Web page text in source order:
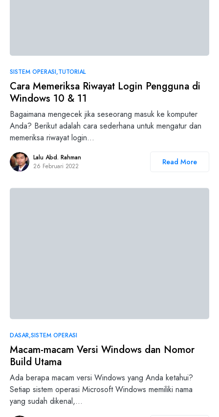
SISTEM OPERASI TUTORIAL
Cara Memeriksa Riwayat Login Pengguna di
Windows 10 & 11
Bagaimana mengecek jika seseorang masuk ke komputer
Anda? Berikut adalah cara sederhana untuk mengatur dan
memeriksa riwayat login…
Lalu Abd. Rahman
26 Februari 2022
Read More
DASAR SISTEM OPERASI
Macam-macam Versi Windows dan Nomor
Build Utama
Ada berapa macam versi Windows yang Anda ketahui?
Setiap sistem operasi Microsoft Windows memiliki nama
yang sudah dikenal,…